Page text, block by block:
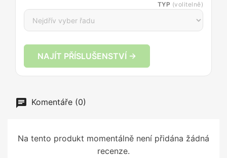
TYP (volitelně)
NAJÍT PŘÍSLUŠENSTVÍ →
Komentáře (0)
Na tento produkt momentálně není přidána žádná
recenze.